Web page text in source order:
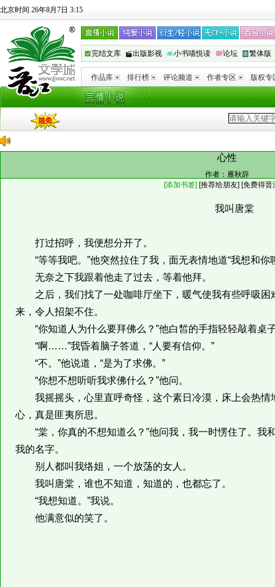
北京时间 26年8月7日 3:15
完结文库 出版影视 小书喵悦读 论坛 繁体版
作品库 排行榜 评论频道 作者专区 版权专
心性
作者： 雁秋辞
[添加书签] [推荐给朋友] [免费得晋
我叫唐棠
打过招呼，我便想分开了。
“等等我吧。”他突然拉住了我，面无表情地道“我想和你
无奈之下我跟着他走了过去，等着他拜。
之后，我们找了一处咖啡厅坐下，暖气使我有些呼吸困
来，令人招架不住。
“你知道人为什么要拜佛么？”他白皙的手指轻轻敲着桌
“啊……”我昏着脑子答道，“人要有信仰。”
“不。”他说道，“是为了求佛。”
“你想不想听听我求佛什么？”他问。
我摇摇头，心里直呼奇怪，这个素日冷漠，床上会热情
心，真是匪夷所思。
“棠，你真的不想知道么？”他问我，我一时愣住了。我
我的名字。
别人都叫我络姐，一个放荡的女人。
我叫唐棠，谁也不知道，知道的，也都忘了。
“我想知道。”我说。
他满意似的笑了。